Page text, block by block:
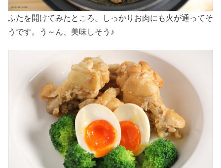
ふたを開けてみたところ。しっかりお肉にも火が通ってそ
うです。う～ん、美味しそう♪